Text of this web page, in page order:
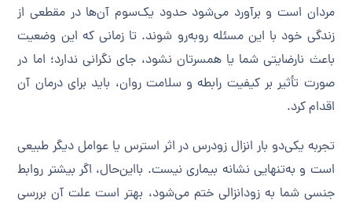
مردان است و برآورد می‌شود حدود یک‌سوم آن‌ها در مقطعی از
زندگی خود با این مسئله روبه‌رو شوند. تا زمانی که این وضعیت
باعث نارضایتی شما یا همسرتان نشود، جای نگرانی ندارد؛ اما در
صورت تأثیر بر کیفیت رابطه و سلامت روان، باید برای درمان آن
اقدام کرد.
تجربه یکی‌دو بار انزال زودرس در اثر استرس یا عوامل دیگر طبیعی
است و به‌تنهایی نشانه بیماری نیست. بااین‌حال، اگر بیشتر روابط
جنسی شما به زودانزالی ختم می‌شود، بهتر است علت آن بررسی